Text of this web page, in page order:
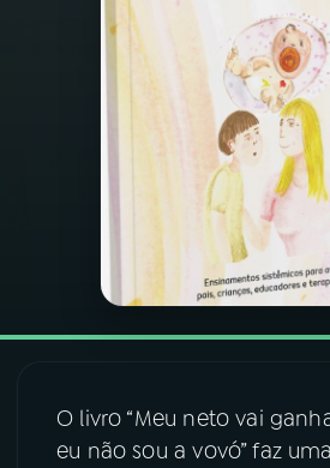
PODCASTS
VIDEOCASTS
ÚLTIMAS
FESTIVAL DE MÚSICA
O livro “Meu neto vai
eu não sou a vovó” faz